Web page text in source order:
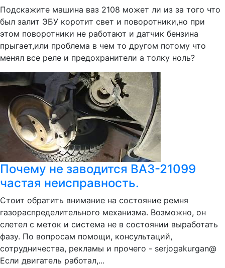
Подскажите машина ваз 2108 может ли из за того что
был залит ЭБУ коротит свет и поворотники,но при
этом поворотники не работают и датчик бензина
прыгает,или проблема в чем то другом потому что
менял все реле и предохранители а толку ноль?
Почему не заводится ВАЗ-21099
частая неисправность.
Стоит обратить внимание на состояние ремня
газораспределительного механизма. Возможно, он
слетел с меток и система не в состоянии выработать
фазу. По вопросам помощи, консультаций,
сотрудничества, рекламы и прочего - serjogakurgan@
Если двигатель работал,...